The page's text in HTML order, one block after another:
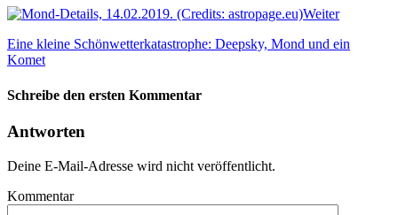
Weiter
Eine kleine Schönwetterkatastrophe: Deepsky, Mond und ein
Komet
Schreibe den ersten Kommentar
Antworten
Deine E-Mail-Adresse wird nicht veröffentlicht.
Kommentar